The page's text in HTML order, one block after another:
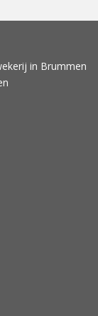
in Brummen